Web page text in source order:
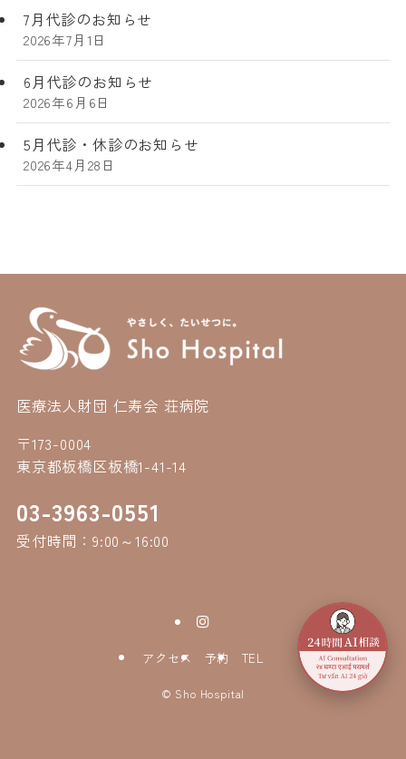
7月代診のお知らせ
2026年7月1日
6月代診のお知らせ
2026年6月6日
5月代診・休診のお知らせ
2026年4月28日
医療法人財団 仁寿会 荘病院
〒173-0004
東京都板橋区板橋1-41-14
03-3963-0551
受付時間：9:00～16:00
アクセス 予約 TEL
© Sho Hospital